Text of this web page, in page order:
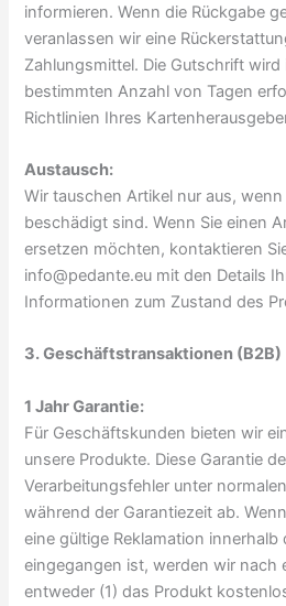
informieren. Wenn die Rückgabe
veranlassen wir eine
Zahlungsmittel. Die Gutschrift wird
bestimmten Anzahl von Tagen
Richtlinien Ihres
Austausch:
Wir tauschen Artikel nur aus,
beschädigt sind. Wenn Sie einen
ersetzen möchten, kontaktieren
info@pedante.eu mit den Details
Informationen zum Zustand des
3. Geschäftstransaktionen (B2B)
1 Jahr Garantie:
Für Geschäftskunden bieten wir
unsere Produkte. Diese Garantie
Verarbeitungsfehler unter
während der Garantiezeit ab.
eine gültige Reklamation innerhalb
eingegangen ist, werden wir nach
entweder (1) das Produkt